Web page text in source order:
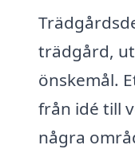
trädgård,
önskemål.
från idé till
några